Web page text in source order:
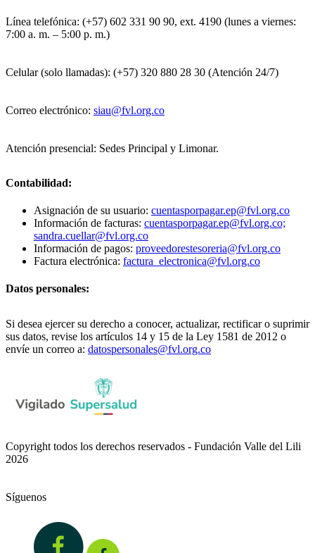
Línea telefónica: (+57) 602 331 90 90, ext. 4190 (lunes a viernes:
7:00 a. m. – 5:00 p. m.)
Celular (solo llamadas): (+57) 320 880 28 30 (Atención 24/7)
Correo electrónico: siau@fvl.org.co
Atención presencial: Sedes Principal y Limonar.
Contabilidad:
Asignación de su usuario: cuentasporpagar.ep@fvl.org.co
Información de facturas: cuentasporpagar.ep@fvl.org.co;
sandra.cuellar@fvl.org.co
Información de pagos: proveedorestesoreria@fvl.org.co
Factura electrónica: factura_electronica@fvl.org.co
Datos personales:
Si desea ejercer su derecho a conocer, actualizar, rectificar o suprimir
sus datos, revise los artículos 14 y 15 de la Ley 1581 de 2012 o
envíe un correo a: datospersonales@fvl.org.co
Copyright todos los derechos reservados - Fundación Valle del Lili
2026
Síguenos